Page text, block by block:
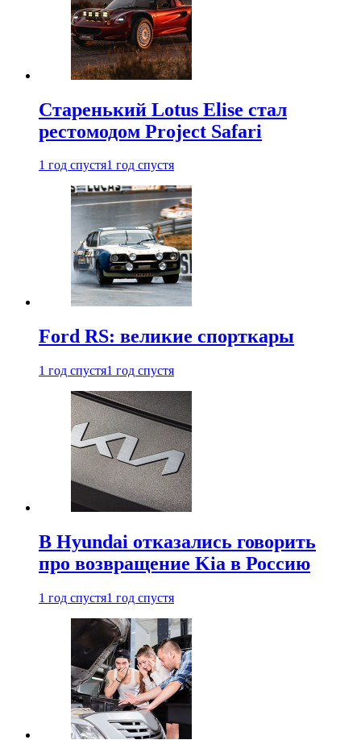
Старенький Lotus Elise стал
рестомодом Project Safari
1 год спустя1 год спустя
Ford RS: великие спорткары
1 год спустя1 год спустя
В Hyundai отказались говорить
про возвращение Kia в Россию
1 год спустя1 год спустя